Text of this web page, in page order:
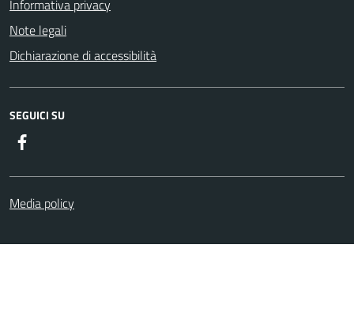
Informativa privacy
Note legali
Dichiarazione di accessibilità
SEGUICI SU
Media policy